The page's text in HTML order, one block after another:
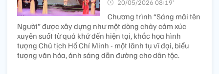
20/05/2026 08:19’
Chương trình “Sáng mãi tên
Người” được xây dựng như một dòng chảy cảm xúc
xuyên suốt từ quá khứ đến hiện tại, khắc họa hình
tượng Chủ tịch Hồ Chí Minh - một lãnh tụ vĩ đại, biểu
tượng văn hóa, ánh sáng dẫn đường cho dân tộc.